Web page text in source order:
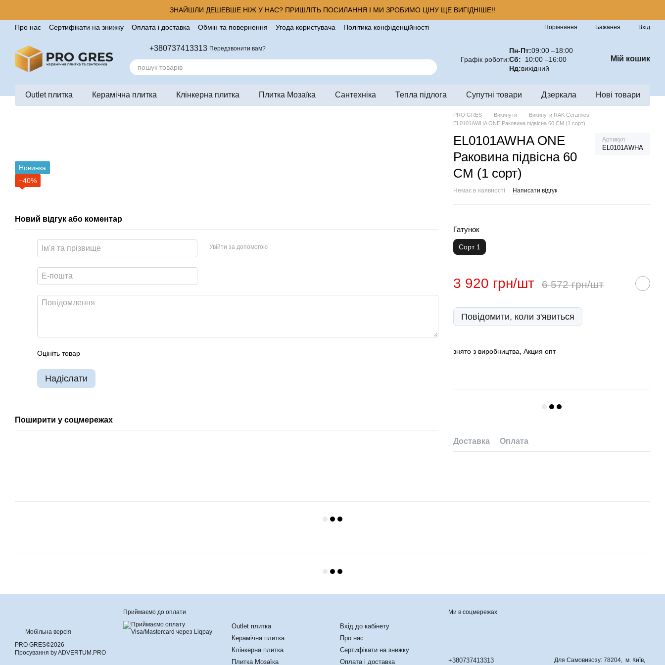
ЗНАЙШЛИ ДЕШЕВШЕ НІЖ У НАС? ПРИШЛІТЬ ПОСИЛАННЯ І МИ ЗРОБИМО ЦІНУ ЩЕ ВИГІДНІШЕ!!
Про нас Сертифікати на знижку Оплата і доставка Обмін та повернення Угода користувача
Політика конфіденційності
Порівняння Бажання Вхід
+380737413313 Передзвонити вам?
Графік роботи:
Пн-Пт:09:00 –18:00
Сб: 10:00 –16:00
Нд:вихідний
Мій кошик
Outlet плитка Керамічна плитка Клінкерна плитка Плитка Мозаїка Сантехніка Тепла підлога Супутні товари Дзеркала Нові товари
PRO GRES Викинути
Викинути RAK Ceramics
EL0101AWHA ONE Раковина підвісна 60 CM (1 сорт)
EL0101AWHA ONE
Раковина підвісна 60
CM (1 сорт)
Артикул
EL0101AWHA
Немає в наявності Написати відгук
Гатунок
Сорт 1
3 920 грн/шт 6 572 грн/шт
Повідомити, коли з'явиться
знято з виробництва, Акция опт
Доставка Оплата
Новинка
−40%
Новий відгук або коментар
Увійти за допомогою
Оцініть товар
Надіслати
Поширити у соцмережах
Мобільна версія
PRO GRES©2026
Просування by ADVERTUM.PRO
Приймаємо до оплати
Outlet плитка
Керамічна плитка
Клінкерна плитка
Плитка Мозаїка
Вхід до кабінету
Про нас
Сертифікати на знижку
Оплата і доставка
Ми в соцмережах
+380737413313
Для Самовивозу: 78204, м. Київ,